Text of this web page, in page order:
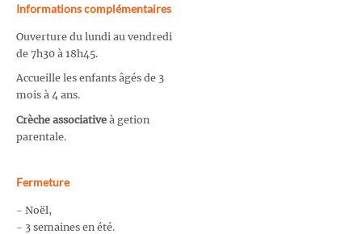
Informations complémentaires
Ouverture du lundi au vendredi
de 7h30 à 18h45.
Accueille les enfants âgés de 3
mois à 4 ans.
Crèche associative à getion
parentale.
Fermeture
- Noël,
- 3 semaines en été.